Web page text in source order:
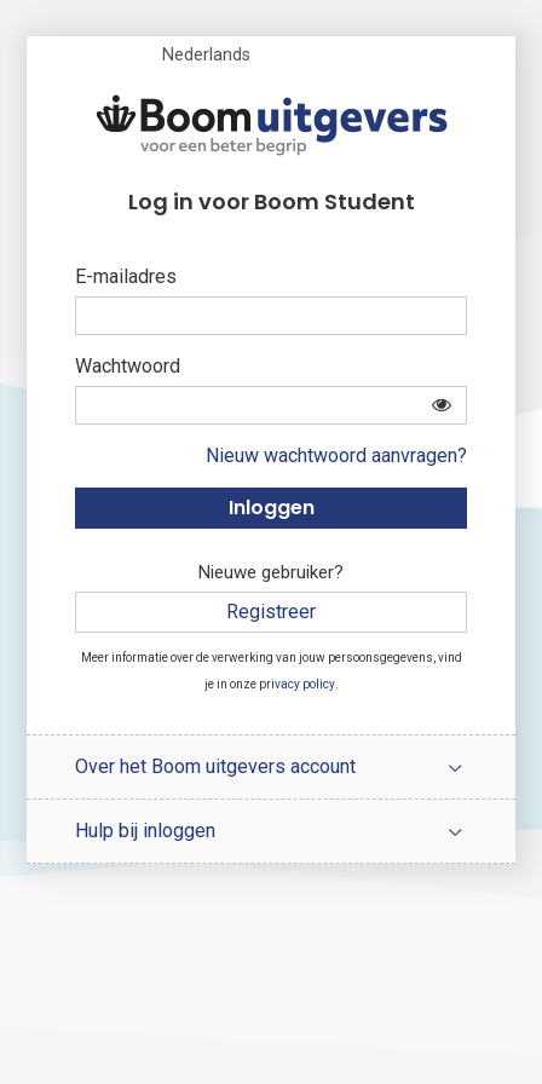
Nederlands
Log in voor Boom Student
E-mailadres
Wachtwoord
Nieuw wachtwoord aanvragen?
Nieuwe gebruiker?
Registreer
Meer informatie over de verwerking van jouw persoonsgegevens, vind
je in onze privacy policy.
Over het Boom uitgevers account
Hulp bij inloggen